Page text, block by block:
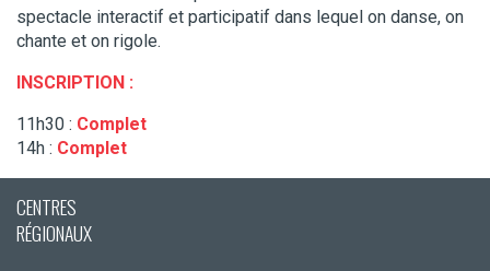
spectacle interactif et participatif dans lequel on danse, on
chante et on rigole.
INSCRIPTION :
11h30 : Complet
14h : Complet
CENTRES
RÉGIONAUX